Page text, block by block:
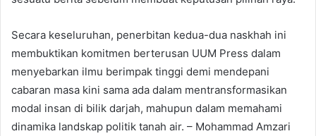
Secara keseluruhan, penerbitan kedua-dua naskhah ini
membuktikan komitmen berterusan UUM Press dalam
menyebarkan ilmu berimpak tinggi demi mendepani
cabaran masa kini sama ada dalam mentransformasikan
modal insan di bilik darjah, mahupun dalam memahami
dinamika landskap politik tanah air. – Mohammad Amzari